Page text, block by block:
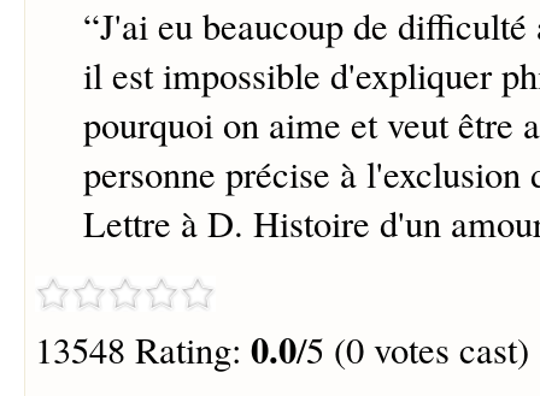
“J'ai eu beaucoup de
il est impossible d'expliquer
pourquoi on aime et veut être
personne précise à l'exclusion
Lettre à D. Histoire d'un
13548 Rating: 0.0/5 (0 votes cast)